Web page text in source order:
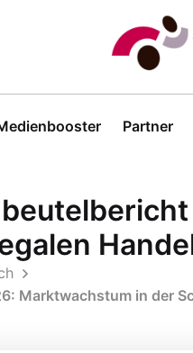
Partner
Marktwachstum in der